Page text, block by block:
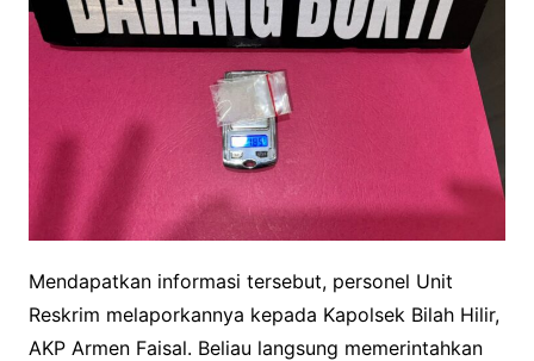
Mendapatkan informasi tersebut, personel Unit
Reskrim melaporkannya kepada Kapolsek Bilah Hilir,
AKP Armen Faisal. Beliau langsung memerintahkan